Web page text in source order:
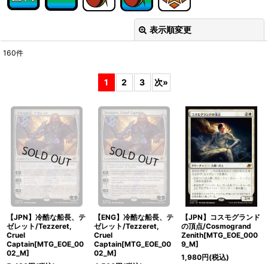
表示順変更
並び順:
絞り込む
160件
1 2 3 次»
【JPN】冷酷な船長、テ
ゼレット/Tezzeret,
Cruel
Captain[MTG_EOE_00
02_M]
【ENG】冷酷な船長、テ
ゼレット/Tezzeret,
Cruel
Captain[MTG_EOE_00
02_M]
【JPN】コスモグランド
の頂点/Cosmogrand
Zenith[MTG_EOE_000
9_M]
1,980円(税込)